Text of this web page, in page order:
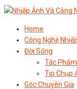
Home
Công Nghệ
Đời Sống
Tác
Tip Chụp
Góc Chuyên Gia